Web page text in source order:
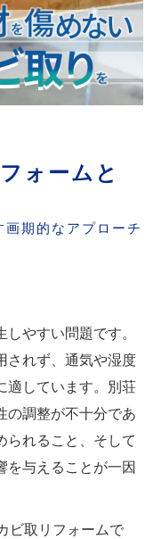
ォームと
期的なアプローチ
やすい問題です。
されず、通気や湿度
適しています。別荘
の調整が不十分であ
られること、そして
を与えることが一因
ビ取リフォームで